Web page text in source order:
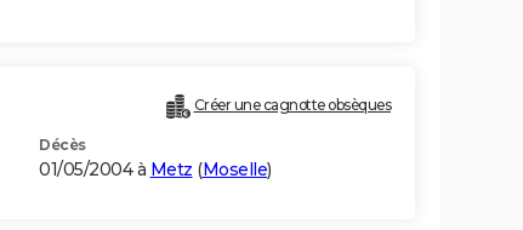
Créer une cagnotte obsèques
Décès
01/05/2004 à Metz (Moselle)